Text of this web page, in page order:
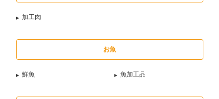
加工肉
お魚
鮮魚 魚加工品